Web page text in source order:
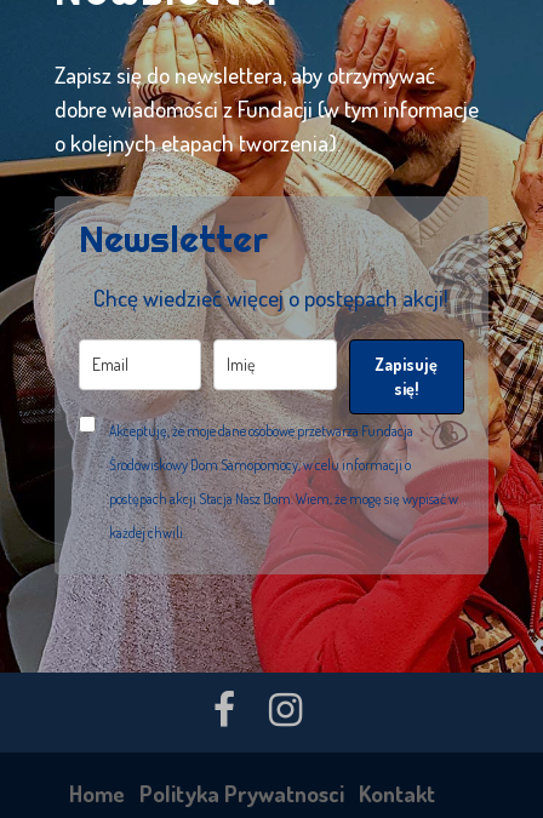
Zapisz się do newslettera, aby otrzymywać
dobre wiadomości z Fundacji (w tym informacje
o kolejnych etapach tworzenia).
Newsletter
Chcę wiedzieć więcej o postępach akcji!
Zapisuję
się!
Akceptuję, że moje dane osobowe przetwarza Fundacja
Środowiskowy Dom Samopomocy, w celu informacji o
postępach akcji Stacja Nasz Dom. Wiem, że mogę się wypisać w
każdej chwili.
Home Polityka Prywatnosci Kontakt